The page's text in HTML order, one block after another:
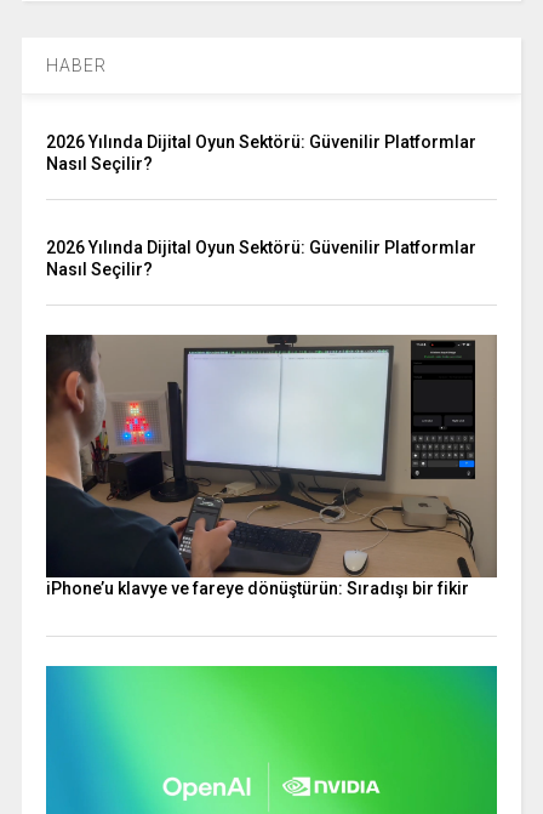
HABER
2026 Yılında Dijital Oyun Sektörü: Güvenilir Platformlar
Nasıl Seçilir?
2026 Yılında Dijital Oyun Sektörü: Güvenilir Platformlar
Nasıl Seçilir?
iPhone’u klavye ve fareye dönüştürün: Sıradışı bir fikir